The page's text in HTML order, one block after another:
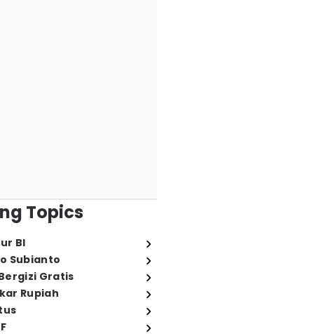
Topics
BI
Subianto
Gratis
Rupiah